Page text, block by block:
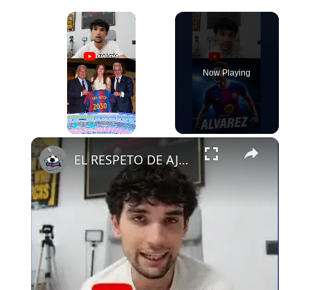
×
Now Playing
×
EL RESPETO DE AJAX AL FCB